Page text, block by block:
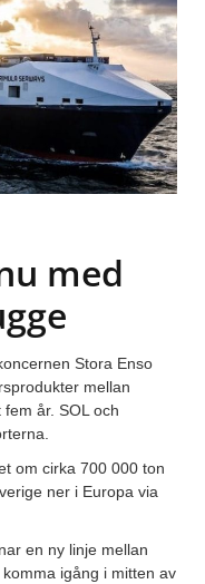
med
Stora Enso
mellan
år. SOL och
om cirka 700 000 ton
ner i Europa via
en ny linje mellan
igång i mitten av